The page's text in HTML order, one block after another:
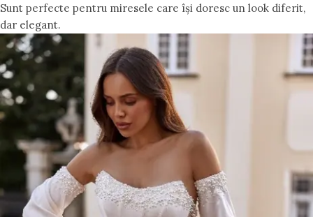
Sunt perfecte pentru miresele care își doresc un look diferit,
dar elegant.